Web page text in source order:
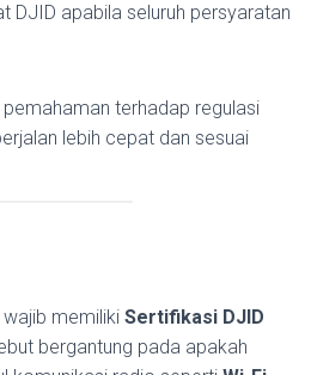
DJID apabila seluruh persyaratan
terhadap regulasi
lebih cepat dan sesuai
wajib memiliki Sertifikasi DJID
bergantung pada apakah